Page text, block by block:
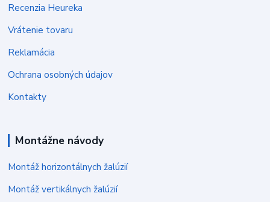
Recenzia Heureka
Vrátenie tovaru
Reklamácia
Ochrana osobných údajov
Kontakty
Montážne návody
Montáž horizontálnych žalúzií
Montáž vertikálnych žalúzií